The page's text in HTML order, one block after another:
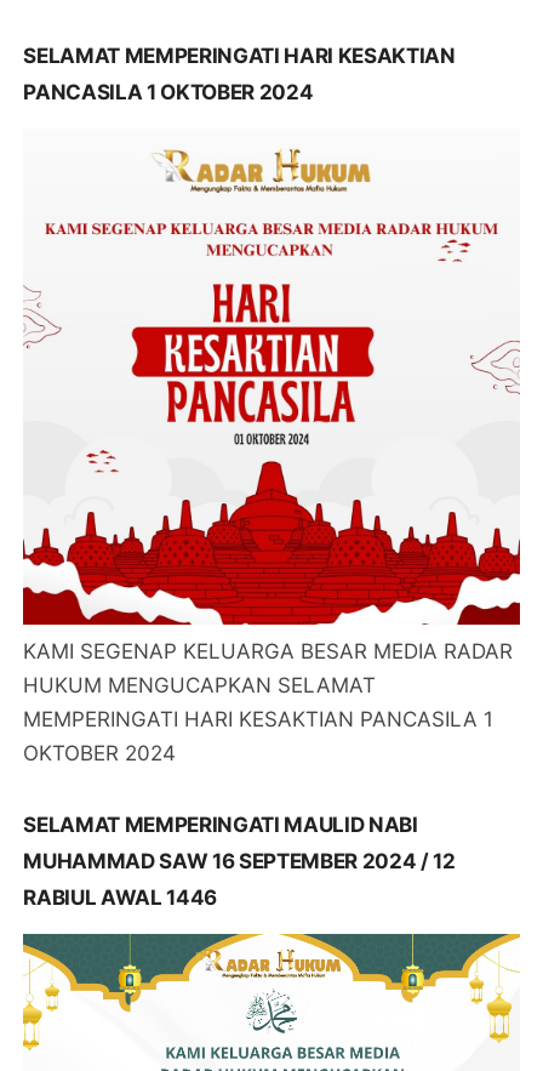
SELAMAT MEMPERINGATI HARI KESAKTIAN
PANCASILA 1 OKTOBER 2024
KAMI SEGENAP KELUARGA BESAR MEDIA RADAR
HUKUM MENGUCAPKAN SELAMAT
MEMPERINGATI HARI KESAKTIAN PANCASILA 1
OKTOBER 2024
SELAMAT MEMPERINGATI MAULID NABI
MUHAMMAD SAW 16 SEPTEMBER 2024 / 12
RABIUL AWAL 1446